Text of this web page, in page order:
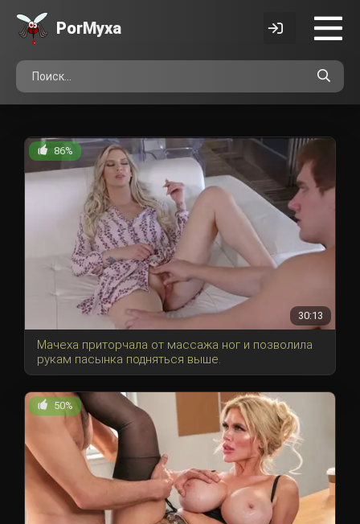
PorMyxa
86%
30:13
Мачеха приторчала от массажа ног и позволила
рукам пасынка подняться выше.
50%